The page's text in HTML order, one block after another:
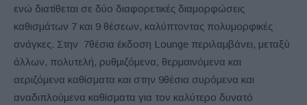
ενώ διατίθεται σε δύο διαφορετικές διαμορφώσεις
καθισμάτων 7 και 9 θέσεων, καλύπτοντας πολυμορφικές
ανάγκες. Στην 7θέσια έκδοση Lounge περιλαμβάνει, μεταξύ
άλλων, πολυτελή, ρυθμιζόμενα, θερμαινόμενα και
αεριζόμενα καθίσματα και στην 9θέσια συρόμενα και
αναδιπλούμενα καθίσματα για τον καλύτερο δυνατό